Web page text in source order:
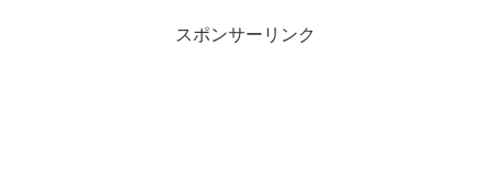
スポンサーリンク